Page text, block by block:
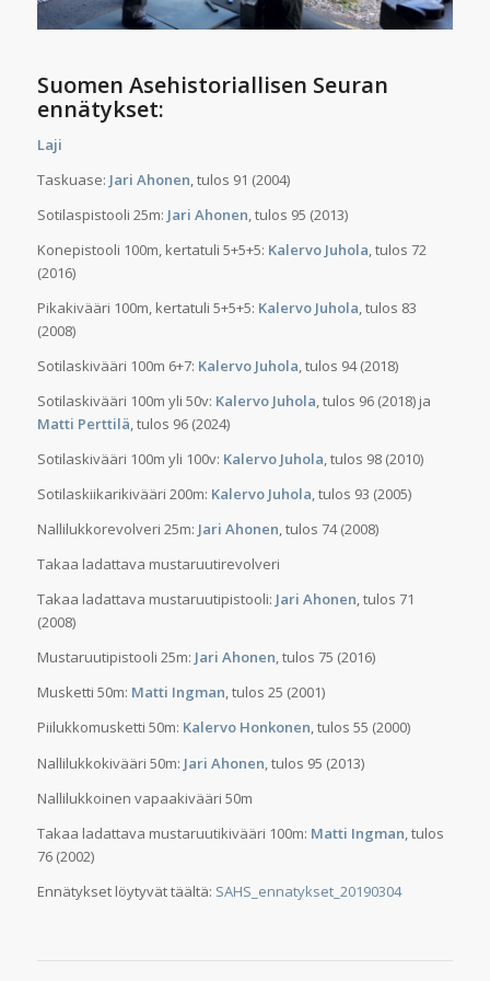
Suomen Asehistoriallisen Seuran
ennätykset:
Laji
Taskuase: Jari Ahonen, tulos 91 (2004)
Sotilaspistooli 25m: Jari Ahonen, tulos 95 (2013)
Konepistooli 100m, kertatuli 5+5+5: Kalervo Juhola, tulos 72
(2016)
Pikakivääri 100m, kertatuli 5+5+5: Kalervo Juhola, tulos 83
(2008)
Sotilaskivääri 100m 6+7: Kalervo Juhola, tulos 94 (2018)
Sotilaskivääri 100m yli 50v: Kalervo Juhola, tulos 96 (2018) ja
Matti Perttilä, tulos 96 (2024)
Sotilaskivääri 100m yli 100v: Kalervo Juhola, tulos 98 (2010)
Sotilaskiikarikivääri 200m: Kalervo Juhola, tulos 93 (2005)
Nallilukkorevolveri 25m: Jari Ahonen, tulos 74 (2008)
Takaa ladattava mustaruutirevolveri
Takaa ladattava mustaruutipistooli: Jari Ahonen, tulos 71
(2008)
Mustaruutipistooli 25m: Jari Ahonen, tulos 75 (2016)
Musketti 50m: Matti Ingman, tulos 25 (2001)
Piilukkomusketti 50m: Kalervo Honkonen, tulos 55 (2000)
Nallilukkokivääri 50m: Jari Ahonen , tulos 95 (2013)
Nallilukkoinen vapaakivääri 50m
Takaa ladattava mustaruutikivääri 100m: Matti Ingman, tulos
76 (2002)
Ennätykset löytyvät täältä: SAHS_ennatykset_20190304